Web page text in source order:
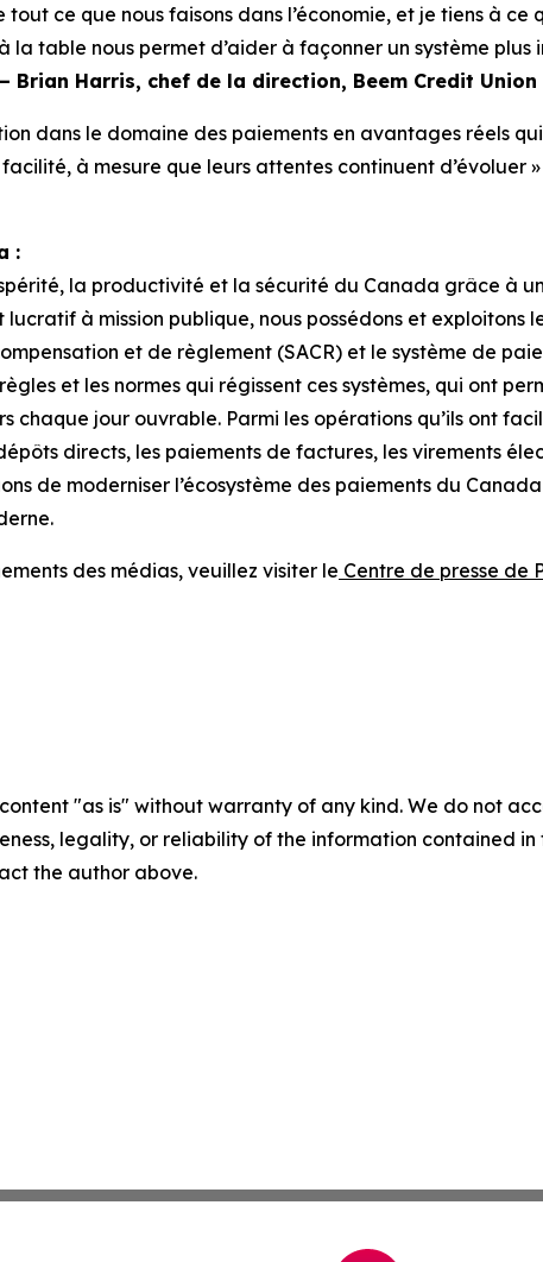
ce que nous faisons dans l’économie, et je tiens à
la table nous permet d’aider à façonner un système
Brian Harris, chef de la direction, Beem Credit Union
dans le domaine des paiements en avantages réels
à mesure que leurs attentes continuent d’évoluer
:
la productivité et la sécurité du Canada grâce à
lucratif à mission publique, nous possédons et
et de règlement (SACR) et le système de
et les normes qui régissent ces systèmes, qui ont
chaque jour ouvrable. Parmi les opérations qu’ils ont
directs, les paiements de factures, les virements
de moderniser l’écosystème des paiements du
des médias, veuillez visiter le Centre de presse de
"as is" without warranty of any kind. We do not
legality, or reliability of the information contained
the author above.